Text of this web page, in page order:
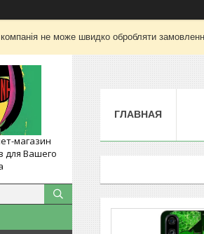
не може швидко обробляти
магазин
для Вашего
ГЛАВНАЯ